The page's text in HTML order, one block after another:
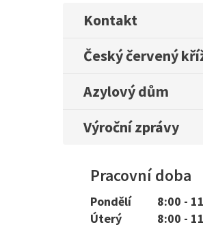
Kontakt
Český červený
Azylový dům
Výroční zprávy
Pracovní doba
Pondělí
Úterý
8:00 -
8:00 -